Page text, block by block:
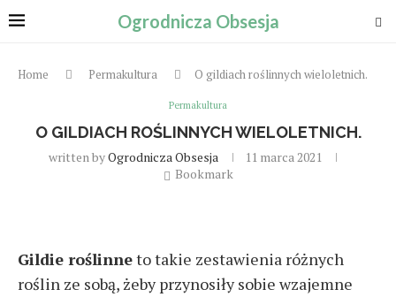
Ogrodnicza Obsesja
Home Permakultura O gildiach roślinnych wieloletnich.
Permakultura
O GILDIACH ROŚLINNYCH WIELOLETNICH.
written byOgrodnicza Obsesja
11 marca 2021
Bookmark
Gildie roślinneto takie zestawienia różnych
roślin ze sobą, żeby przynosiły sobie wzajemne